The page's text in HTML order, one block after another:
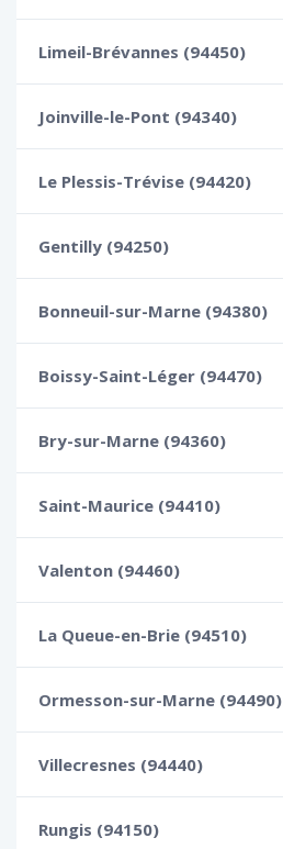
Limeil-Brévannes (94450)
Joinville-le-Pont (94340)
Le Plessis-Trévise (94420)
Gentilly (94250)
Bonneuil-sur-Marne (94380)
Boissy-Saint-Léger (94470)
Bry-sur-Marne (94360)
Saint-Maurice (94410)
Valenton (94460)
La Queue-en-Brie (94510)
Ormesson-sur-Marne (94490)
Villecresnes (94440)
Rungis (94150)